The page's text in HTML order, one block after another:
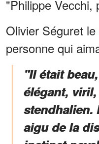
"Philippe Vecchi,
Olivier Séguret le
personne qui
"Il était
élégant,
stendhalien.
aigu de la